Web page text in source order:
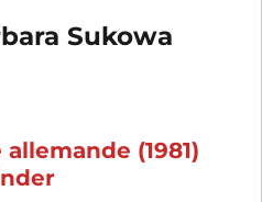
Sukowa
(1981)